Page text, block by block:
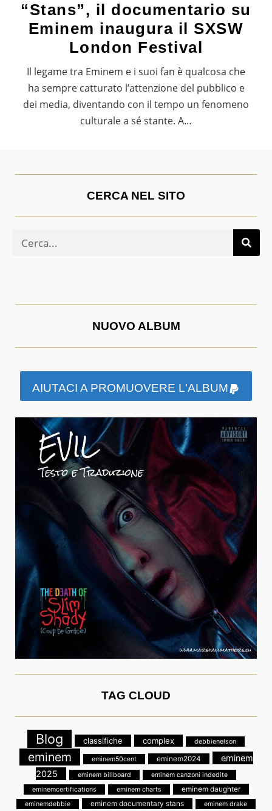
“Stans”, il documentario su
Eminem inaugura il SXSW
London Festival
Il legame tra Eminem e i suoi fan è qualcosa che
ha sempre catturato l’attenzione del pubblico e
dei media, diventando con il tempo un fenomeno
culturale a sé stante. A…
CERCA NEL SITO
NUOVO ALBUM
AIUTACI A PROMUOVERE L'ALBUM
TAG CLOUD
Blog classifiche complex debbienelson
eminem eminem50cent eminem2024
eminem
2025
eminem billboard
eminem canzoni indedite
eminemcertifications
eminem charts eminem daughter
eminemdebbie eminem documentary stans eminem drake